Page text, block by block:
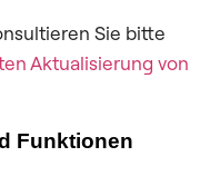
Sie bitte
Aktualisierung von
Funktionen